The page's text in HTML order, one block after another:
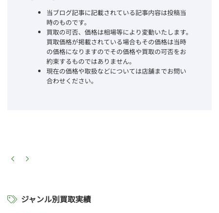
当ブログ記事に記載されている記事内容は投稿当
時のものです。
買取の可否、価格は相場等により変動いたします。
買取価格が掲載されている場合もその価格は当時
の価格になりますのでその価格や買取の可否をお
約束するものではありません。
現在の価格や取扱などについては店舗までお問い
合わせください。
ジャンル別買取実績